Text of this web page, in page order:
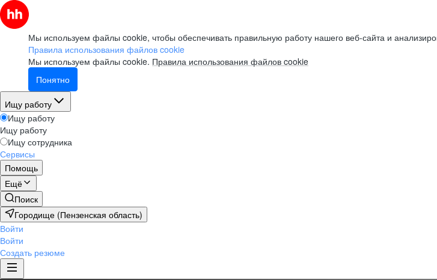
Мы используем файлы cookie, чтобы обеспечивать правильную работу нашего веб-сайта и
Правила использования файлов cookie
Мы используем файлы cookie. Правила использования файлов cookie
Понятно
Ищу работу
Ищу работу
Ищу работу
Ищу сотрудника
Сервисы
Помощь
Ещё
Поиск
Городище (Пензенская область)
Войти
Войти
Создать резюме